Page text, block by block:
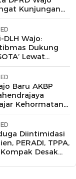
Kunjungan
Wajo
DLH Wajo:
Dukung
Lewat
Baru AKBP
Kehormatan
Diintimidasi
PERADI, TPPA,
Desak